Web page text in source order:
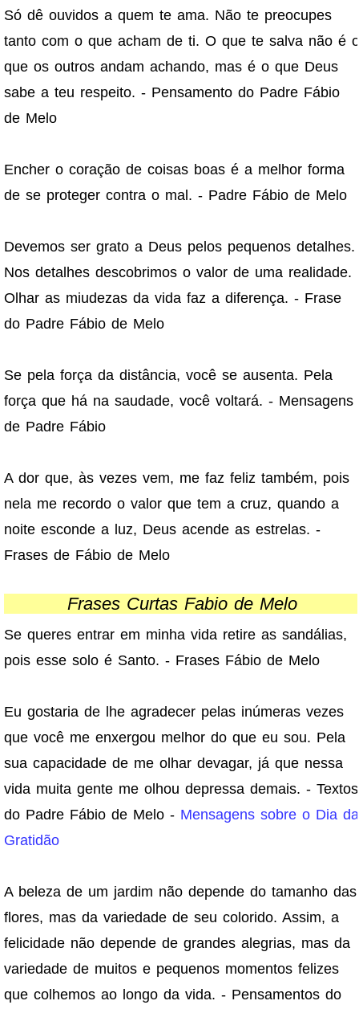
Só dê ouvidos a quem te ama. Não te preocupes
tanto com o que acham de ti. O que te salva não é o
que os outros andam achando, mas é o que Deus
sabe a teu respeito. - Pensamento do Padre Fábio
de Melo
Encher o coração de coisas boas é a melhor forma
de se proteger contra o mal. - Padre Fábio de Melo
Devemos ser grato a Deus pelos pequenos detalhes.
Nos detalhes descobrimos o valor de uma realidade.
Olhar as miudezas da vida faz a diferença. - Frase
do Padre Fábio de Melo
Se pela força da distância, você se ausenta. Pela
força que há na saudade, você voltará. - Mensagens
de Padre Fábio
A dor que, às vezes vem, me faz feliz também, pois
nela me recordo o valor que tem a cruz, quando a
noite esconde a luz, Deus acende as estrelas. -
Frases de Fábio de Melo
Frases Curtas Fabio de Melo
Se queres entrar em minha vida retire as sandálias,
pois esse solo é Santo. - Frases Fábio de Melo
Eu gostaria de lhe agradecer pelas inúmeras vezes
que você me enxergou melhor do que eu sou. Pela
sua capacidade de me olhar devagar, já que nessa
vida muita gente me olhou depressa demais. - Textos
do Padre Fábio de Melo - Mensagens sobre o Dia da
Gratidão
A beleza de um jardim não depende do tamanho das
flores, mas da variedade de seu colorido. Assim, a
felicidade não depende de grandes alegrias, mas da
variedade de muitos e pequenos momentos felizes
que colhemos ao longo da vida. - Pensamentos do